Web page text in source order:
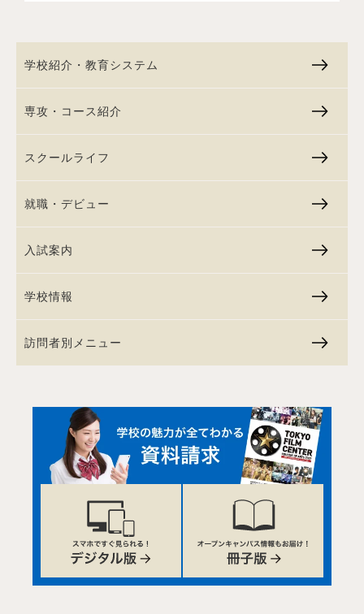
学校紹介・教育システム
専攻・コース紹介
スクールライフ
就職・デビュー
入試案内
学校情報
訪問者別メニュー